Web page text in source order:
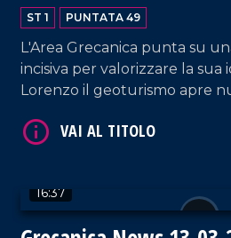
ST 1 PUNTATA 49
L'Area Grecanica punta su
incisiva per valorizzare la sua
Lorenzo il geoturismo apre
Bruxelles arrivano segnali
16:37